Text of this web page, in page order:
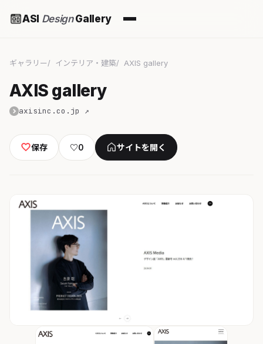
ASI DesignGallery
ギャラリー インテリア・建築 AXIS gallery
AXIS gallery
axisinc.co.jp ↗
保存 ♡0 サイトを開く